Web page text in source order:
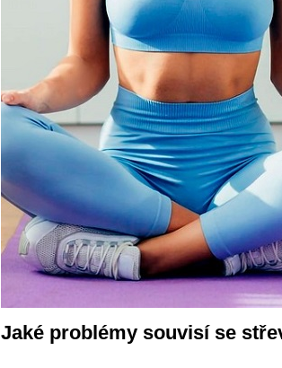
Jaké problémy souvisí se